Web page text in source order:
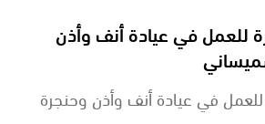
للعمل في عيادة أنف وأذن
في عيادة أنف وأذن وحنجرة